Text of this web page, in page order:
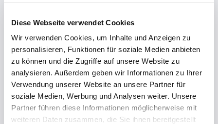
Diese Webseite verwendet Cookies
Wir verwenden Cookies, um Inhalte und Anzeigen zu
personalisieren, Funktionen für soziale Medien anbieten
zu können und die Zugriffe auf unsere Website zu
analysieren. Außerdem geben wir Informationen zu Ihrer
Verwendung unserer Website an unsere Partner für
soziale Medien, Werbung und Analysen weiter. Unsere
Partner führen diese Informationen möglicherweise mit
weiteren Daten zusammen, die Sie ihnen bereitgestellt
Mit dem Absenden des Formulars
akzeptieren Sie unsere
Datenschutzbestimmungen.